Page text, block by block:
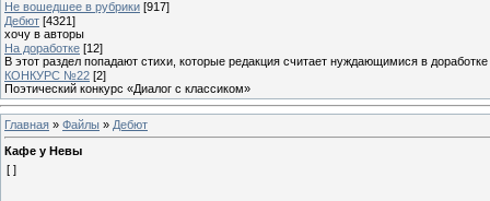
Не вошедшее в рубрики [917]
Дебют [4321]
хочу в авторы
На доработке [12]
В этот раздел попадают стихи, которые редакция считает нуждающимися в доработке
КОНКУРС №22 [2]
Поэтический конкурс «Диалог с классиком»
Главная » Файлы » Дебют
Кафе у Невы
[ ]